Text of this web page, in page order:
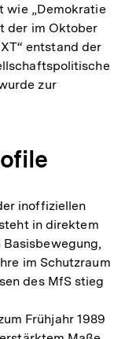
„Demokratie
der im Oktober
entstand der
zur
inoffiziellen
in direktem
im Schutzraum
des MfS stieg
Frühjahr 1989